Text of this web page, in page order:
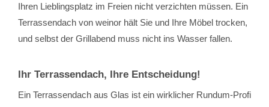
Ihren Lieblingsplatz im Freien nicht verzichten müssen. Ein
Terrassendach von weinor hält Sie und Ihre Möbel trocken,
und selbst der Grillabend muss nicht ins Wasser fallen.
Ihr Terrassendach, Ihre Entscheidung!
Ein Terrassendach aus Glas ist ein wirklicher Rundum-Profi